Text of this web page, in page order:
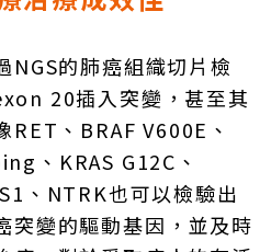
NGS的肺癌組織切片檢
20插入突變，甚至其
、BRAF V600E、
、KRAS G12C、
、NTRK也可以檢驗出
突變的驅動基因，並及時